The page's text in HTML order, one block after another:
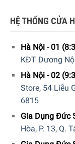
khoa học giúp
gọn gàng cho tủ.
HỆ THỐNG CỬA
Hà Nội - 01
KĐT Dương
Hà Nội - 02
Store, 54 Liễu
6815
Gia Dụng Đức
Hòa, P. 13, Q.